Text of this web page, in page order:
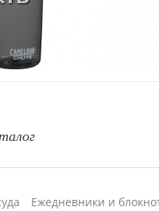
Ежедневники и